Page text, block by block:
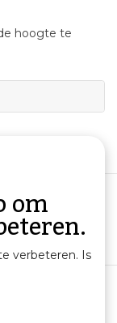
hoogte te
om
verbeteren. Is